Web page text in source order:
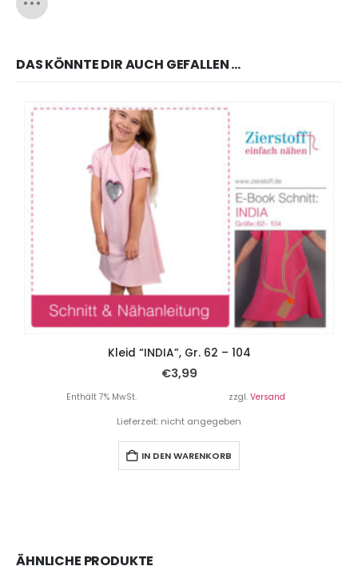
DAS KÖNNTE DIR AUCH GEFALLEN …
Kleid “INDIA”, Gr. 62 – 104
€3,99
Enthält 7% MwSt. zzgl. Versand
Lieferzeit: nicht angegeben
IN DEN WARENKORB
ÄHNLICHE PRODUKTE